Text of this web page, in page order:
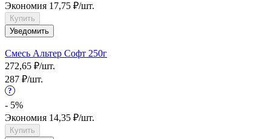
Экономия 17,75 ₽/шт.
Купить
Уведомить
Смесь Альтер Софт 250г
272,65 ₽/шт.
287 ₽/шт.
?
- 5%
Экономия 14,35 ₽/шт.
Купить